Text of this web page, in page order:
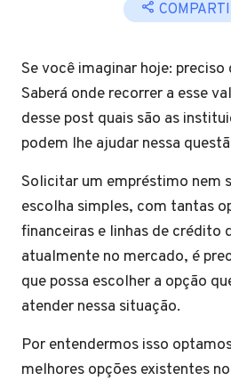
Se você imaginar hoje:
Saberá onde recorrer a esse
desse post quais são as
podem lhe ajudar nessa
Solicitar um empréstimo nem
escolha simples, com tantas
financeiras e linhas de crédito
atualmente no mercado, é
que possa escolher a opção
atender nessa situação.
Por entendermos isso
melhores opções existentes